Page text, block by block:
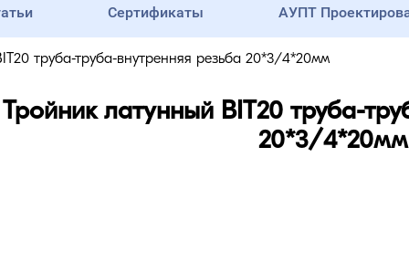
Сертификаты АУПТ
труба-труба-внутренняя резьба 20*3/4*20мм
Тройник латунный BIT20 труба-
20*3/4*20мм